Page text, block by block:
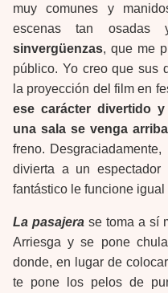
muy comunes y
escenas tan osadas
sinvergüenzas, que me
público. Yo creo que sus
la proyección del film en
ese carácter divertido
una sala se venga arriba
freno.
divierta a un
fantástico le funcione
La pasajera se toma a sí
Arriesga y se pone
donde, en lugar de
te pone los pelos de